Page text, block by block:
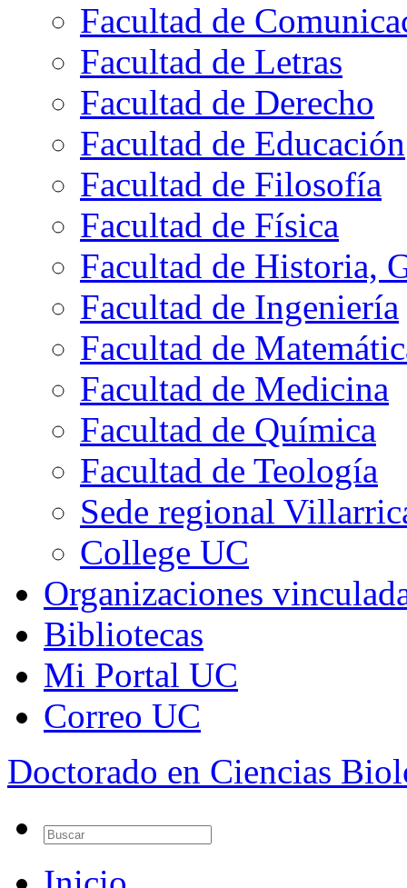
Facultad de
Facultad de Letras
Facultad de Derecho
Facultad de Educación
Facultad de Filosofía
Facultad de Física
Facultad de Historia,
Facultad de Ingeniería
Facultad de
Facultad de Medicina
Facultad de Química
Facultad de Teología
Sede regional
College UC
Organizaciones
Bibliotecas
Mi Portal UC
Correo UC
Doctorado en Ciencias